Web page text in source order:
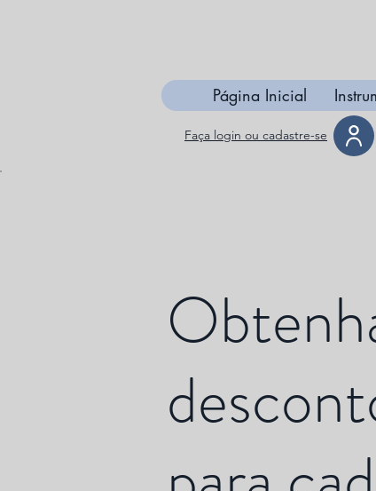
Página Inicial
Faça login ou cadastre-se